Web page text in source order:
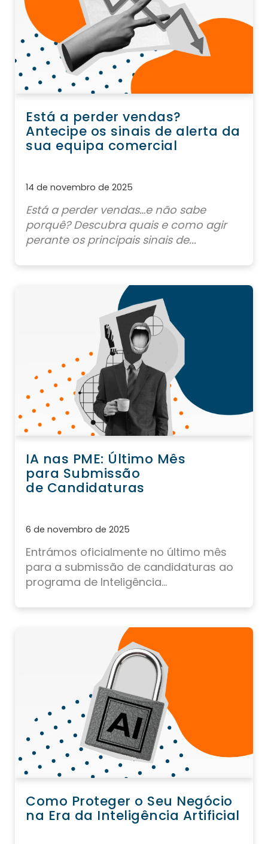
Está a perder vendas?
Antecipe os sinais de alerta da
sua equipa comercial
14 de novembro de 2025
Está a perder vendas…e não sabe
porquê? Descubra quais e como agir
perante os principais sinais de...
IA nas PME: Último Mês
para Submissão
de Candidaturas
6 de novembro de 2025
Entrámos oficialmente no último mês
para a submissão de candidaturas ao
programa de Inteligência...
Como Proteger o Seu Negócio
na Era da Inteligência Artificial